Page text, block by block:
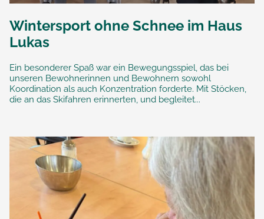
Wintersport ohne Schnee im Haus
Lukas
Ein besonderer Spaß war ein Bewegungsspiel, das bei
unseren Bewohnerinnen und Bewohnern sowohl
Koordination als auch Konzentration forderte. Mit Stöcken,
die an das Skifahren erinnerten, und begleitet...